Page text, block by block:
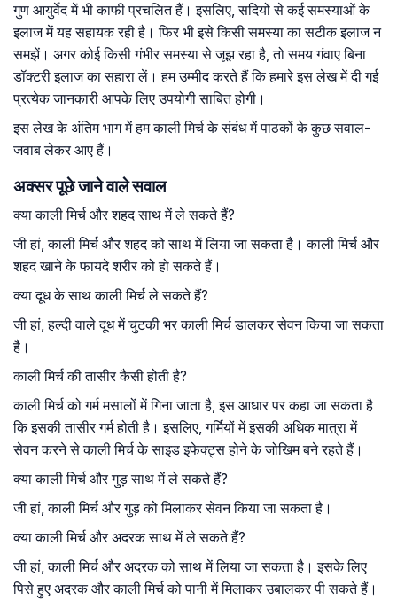
गुण आयुर्वेद में भी काफी प्रचलित हैं। इसलिए, सदियों से कई समस्याओं के
इलाज में यह सहायक रही है। फिर भी इसे किसी समस्या का सटीक इलाज न
समझें। अगर कोई किसी गंभीर समस्या से जूझ रहा है, तो समय गंवाए बिना
डॉक्टरी इलाज का सहारा लें। हम उम्मीद करते हैं कि हमारे इस लेख में दी गई
प्रत्येक जानकारी आपके लिए उपयोगी साबित होगी।
इस लेख के अंतिम भाग में हम काली मिर्च के संबंध में पाठकों के कुछ सवाल-
जवाब लेकर आए हैं।
अक्सर पूछे जाने वाले सवाल
क्या काली मिर्च और शहद साथ में ले सकते हैं?
जी हां, काली मिर्च और शहद को साथ में लिया जा सकता है। काली मिर्च और
शहद खाने के फायदे शरीर को हो सकते हैं।
क्या दूध के साथ काली मिर्च ले सकते हैं?
जी हां, हल्दी वाले दूध में चुटकी भर काली मिर्च डालकर सेवन किया जा सकता
है।
काली मिर्च की तासीर कैसी होती है?
काली मिर्च को गर्म मसालों में गिना जाता है, इस आधार पर कहा जा सकता है
कि इसकी तासीर गर्म होती है। इसलिए, गर्मियों में इसकी अधिक मात्रा में
सेवन करने से काली मिर्च के साइड इफेक्ट्स होने के जोखिम बने रहते हैं।
क्या काली मिर्च और गुड़ साथ में ले सकते हैं?
जी हां, काली मिर्च और गुड़ को मिलाकर सेवन किया जा सकता है।
क्या काली मिर्च और अदरक साथ में ले सकते हैं?
जी हां, काली मिर्च और अदरक को साथ में लिया जा सकता है। इसके लिए
पिसे हुए अदरक और काली मिर्च को पानी में मिलाकर उबालकर पी सकते हैं।